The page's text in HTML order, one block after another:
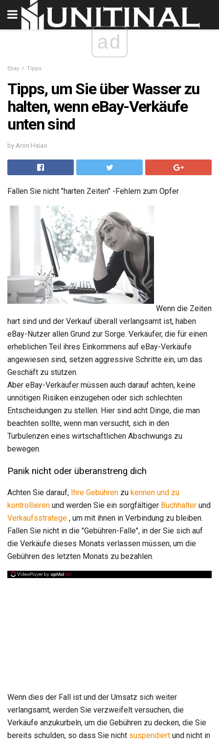
ad
Ebay Tipps
Tipps, um Sie über Wasser zu
halten, wenn eBay-Verkäufe
unten sind
by Aron Hsiao
Fallen Sie nicht "harten Zeiten" -Fehlern zum Opfer
Wenn die Zeiten
hart sind und der Verkauf überall verlangsamt ist, haben
eBay-Nutzer allen Grund zur Sorge. Verkäufer, die für einen
erheblichen Teil ihres Einkommens auf eBay-Verkäufe
angewiesen sind, setzen aggressive Schritte ein, um das
Geschäft zu stützen.
Aber eBay-Verkäufer müssen auch darauf achten, keine
unnötigen Risiken einzugehen oder sich schlechten
Entscheidungen zu stellen. Hier sind acht Dinge, die man
beachten sollte, wenn man versucht, sich in den
Turbulenzen eines wirtschaftlichen Abschwungs zu
bewegen.
Panik nicht oder überanstreng dich
Achten Sie darauf, Ihre Gebühren zu kennen und zu
kontrollieren und werden Sie ein sorgfältiger Buchhalter und
Verkaufsstratege , um mit ihnen in Verbindung zu bleiben.
Fallen Sie nicht in die "Gebühren-Falle", in der Sie sich auf
die Verkäufe dieses Monats verlassen müssen, um die
Gebühren des letzten Monats zu bezahlen.
Wenn dies der Fall ist und der Umsatz sich weiter
verlangsamt, werden Sie verzweifelt versuchen, die
Verkäufe anzukurbeln, um die Gebühren zu decken, die Sie
bereits schulden, so dass Sie nicht suspendiert und nicht in